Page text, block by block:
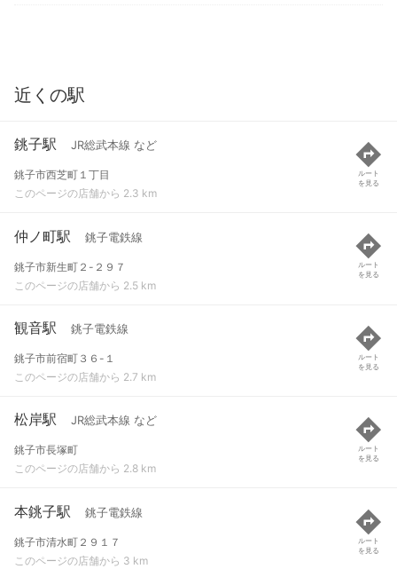
近くの駅
銚子駅 JR総武本線 など
銚子市西芝町１丁目
このページの店舗から 2.3 km
ルート
を見る
仲ノ町駅 銚子電鉄線
銚子市新生町２-２９７
このページの店舗から 2.5 km
ルート
を見る
観音駅 銚子電鉄線
銚子市前宿町３６-１
このページの店舗から 2.7 km
ルート
を見る
松岸駅 JR総武本線 など
銚子市長塚町
このページの店舗から 2.8 km
ルート
を見る
本銚子駅 銚子電鉄線
銚子市清水町２９１７
このページの店舗から 3 km
ルート
を見る